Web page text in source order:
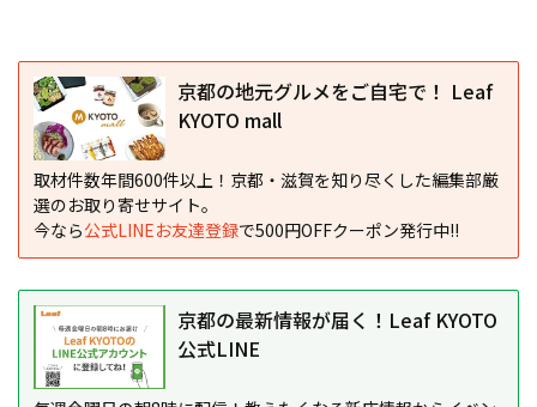
京都の地元グルメをご自宅で！ Leaf
KYOTO mall
取材件数年間600件以上！京都・滋賀を知り尽くした編集部厳
選のお取り寄せサイト。
今なら公式LINEお友達登録で500円OFFクーポン発行中!!
京都の最新情報が届く！Leaf KYOTO
公式LINE